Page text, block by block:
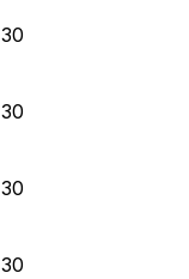
30
30
30
30